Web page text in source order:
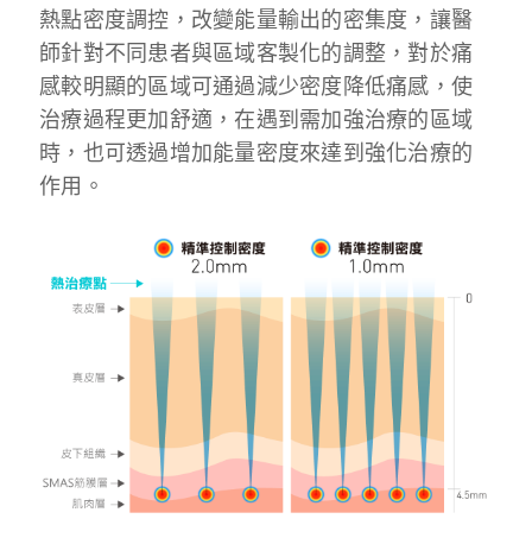
熱點密度調控，改變能量輸出的密集度，讓醫
師針對不同患者與區域客製化的調整，對於痛
感較明顯的區域可通過減少密度降低痛感，使
治療過程更加舒適，在遇到需加強治療的區域
時，也可透過增加能量密度來達到強化治療的
作用。